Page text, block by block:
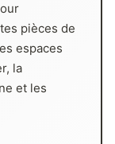
pièces de
espaces
la
et les